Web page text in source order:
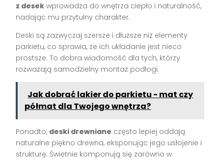
z desek wprowadza do wnętrza ciepło i naturalność,
nadając mu przytulny charakter.
Deski są zazwyczaj szersze i dłuższe niż elementy
parkietu, co sprawia, że ich układanie jest nieco
prostsze. To dobra wiadomość dla tych, którzy
rozważają samodzielny montaż podłogi.
Jak dobrać lakier do parkietu - mat czy
półmat dla Twojego wnętrza?
Ponadto, deski drewniane często lepiej oddają
naturalne piękno drewna, eksponując jego usłojenie i
strukturę. Świetnie komponują się zarówno w